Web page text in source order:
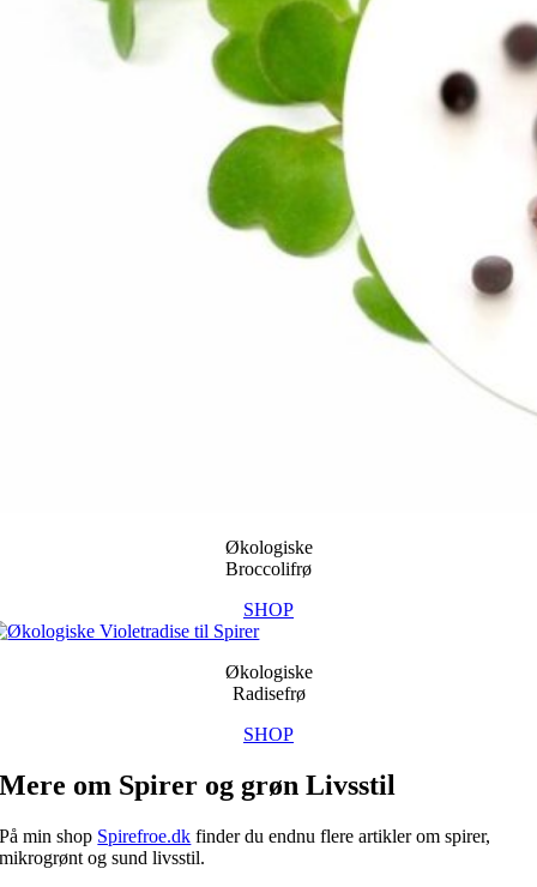
Økologiske
Broccolifrø
SHOP
Økologiske
Radisefrø
SHOP
Mere om Spirer og grøn Livsstil
På min shop Spirefroe.dk finder du endnu flere artikler om spirer,
mikrogrønt og sund livsstil.